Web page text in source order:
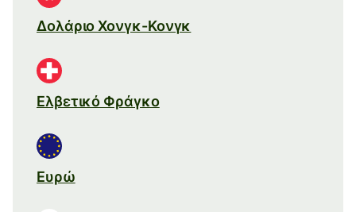
Δολάριο Χονγκ-Κονγκ
Ελβετικό Φράγκο
Ευρώ